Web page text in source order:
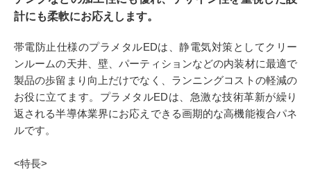
すまいリング
お気に入り
計にも柔軟にお応えします。
帯電防止仕様のプラメタルEDは、静電気対策としてクリー
ンルームの天井、壁、パーティションなどの内装材に最適で
製品の歩留まり向上だけでなく、ランニングコストの軽減の
お役に立てます。プラメタルEDは、急激な技術革新が繰り
返される半導体業界にお応えできる画期的な高機能複合パネ
ルです。
<特長>